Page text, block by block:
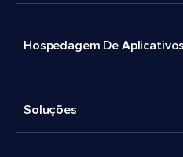
Hospedagem De Aplicativos
Soluções